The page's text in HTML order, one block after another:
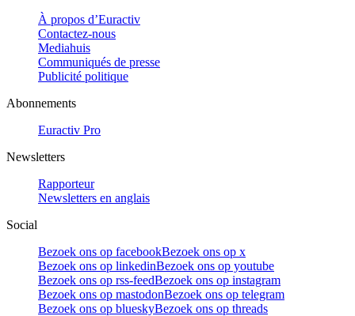
À propos d’Euractiv
Contactez-nous
Mediahuis
Communiqués de presse
Publicité politique
Abonnements
Euractiv Pro
Newsletters
Rapporteur
Newsletters en anglais
Social
Bezoek ons op facebookBezoek ons op x
Bezoek ons op linkedinBezoek ons op youtube
Bezoek ons op rss-feedBezoek ons op instagram
Bezoek ons op mastodonBezoek ons op telegram
Bezoek ons op blueskyBezoek ons op threads